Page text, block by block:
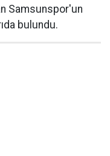
Samsunspor'un
bulundu.